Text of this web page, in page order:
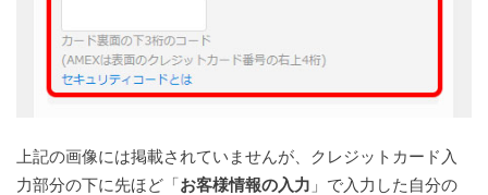
上記の画像には掲載されていませんが、クレジットカード入
力部分の下に先ほど「お客様情報の入力 」で入力した自分の